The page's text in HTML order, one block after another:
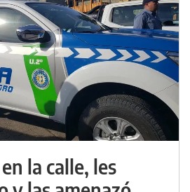
la calle, les